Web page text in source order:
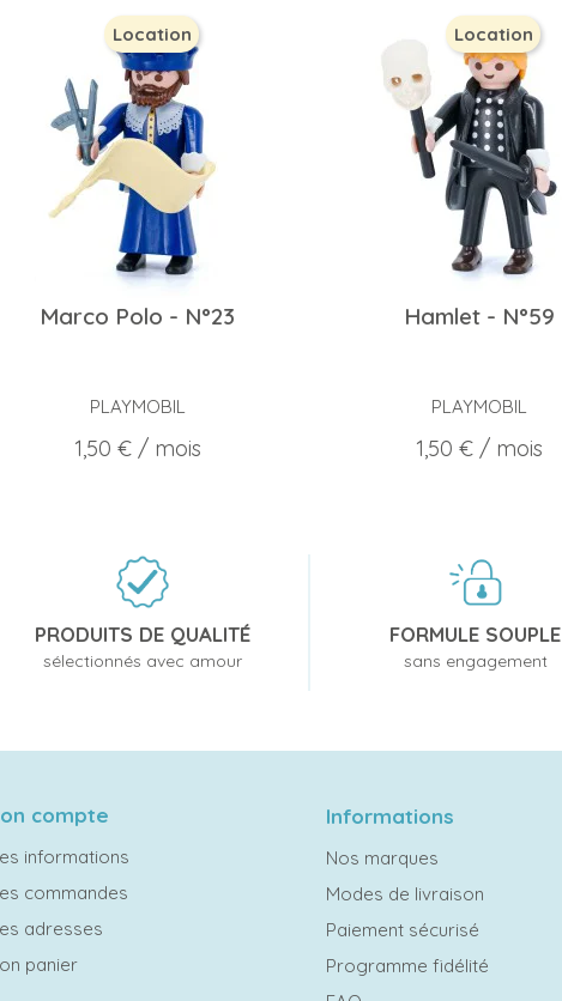
Marco Polo - N°23
PLAYMOBIL
Prix
1,50 €/ mois
Location
Hamlet - N°59
PLAYMOBIL
Prix
1,50 €/ mois
Location
PRODUITS DE QUALITÉ
sélectionnés avec amour
FORMULE SOUPLE
sans engagement
compte
informations
commandes
adresses
panier
Informations
Nos marques
Modes de livraison
Paiement sécurisé
Programme fidélité